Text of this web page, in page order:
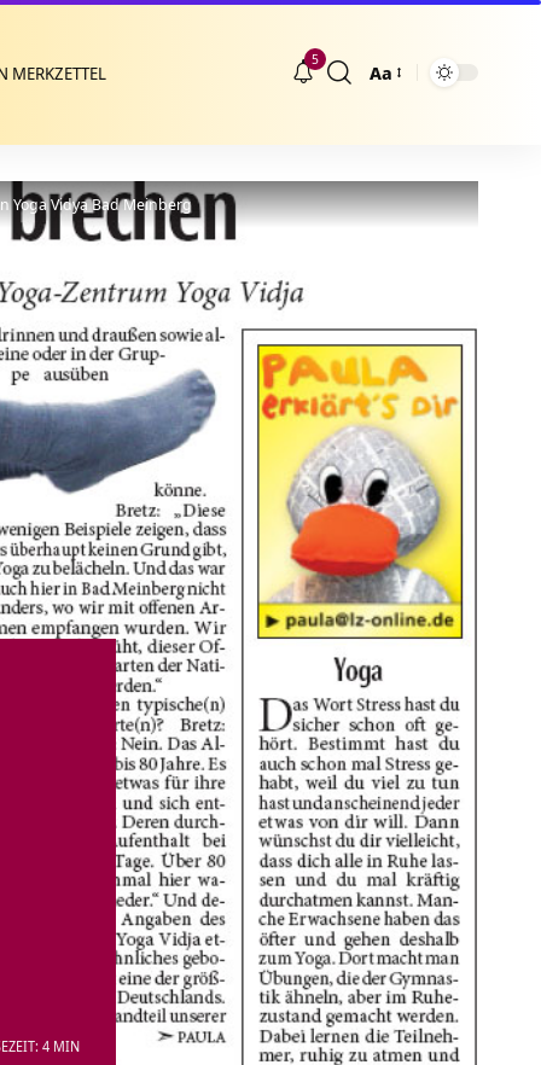
MERKZETTEL
5
Größenänderung
Aa
Yoga Vidya Bad Meinberg
4 MIN